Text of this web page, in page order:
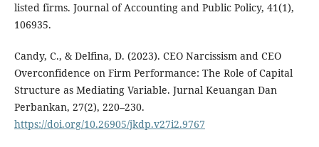
listed firms. Journal of Accounting and Public Policy, 41(1),
106935.
Candy, C., & Delfina, D. (2023). CEO Narcissism and CEO
Overconfidence on Firm Performance: The Role of Capital
Structure as Mediating Variable. Jurnal Keuangan Dan
Perbankan, 27(2), 220–230.
https://doi.org/10.26905/jkdp.v27i2.9767